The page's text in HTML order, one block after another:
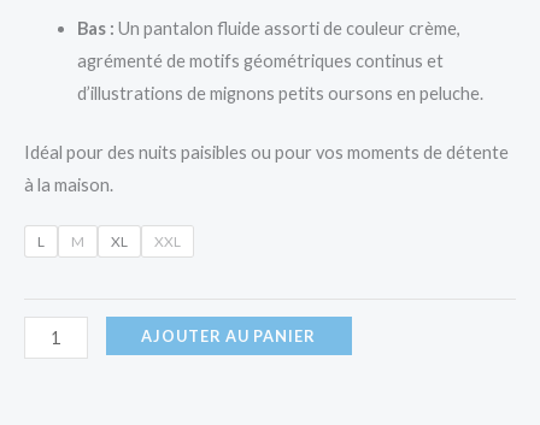
Bas : Un pantalon fluide assorti de couleur crème,
agrémenté de motifs géométriques continus et
d’illustrations de mignons petits oursons en peluche.
Idéal pour des nuits paisibles ou pour vos moments de détente
à la maison.
L M XL XXL
AJOUTER AU PANIER